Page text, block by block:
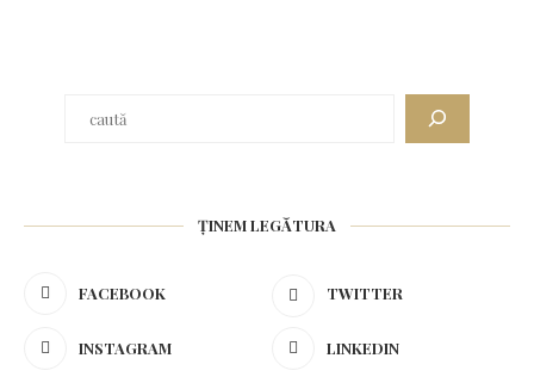
ȚINEM LEGĂTURA
FACEBOOK TWITTER
INSTAGRAM LINKEDIN